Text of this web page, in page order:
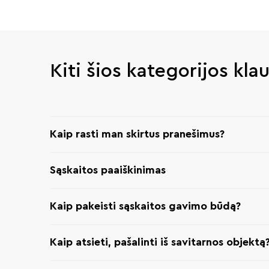
Kiti šios kategorijos
Kaip rasti man skirtus pranešimus?
Sąskaitos paaiškinimas
Kaip pakeisti sąskaitos gavimo būdą?
Kaip atsieti, pašalinti iš savitarnos